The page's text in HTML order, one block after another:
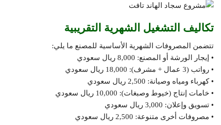
تكاليف التشغيل الشهرية التقريبية
تتضمن المصروفات الشهرية الأساسية للمصنع ما يلي:
• إيجار الورشة أو المصنع: 8,000 ريال سعودي
• رواتب (3 عمال + مشرف): 18,000 ريال سعودي
• كهرباء ومياه وصيانة: 2,500 ريال سعودي
• خامات إنتاج (خيوط وصبغات): 10,000 ريال سعودي
• تسويق وإعلان: 3,000 ريال سعودي
• مصروفات أخرى متنوعة: 2,500 ريال سعودي